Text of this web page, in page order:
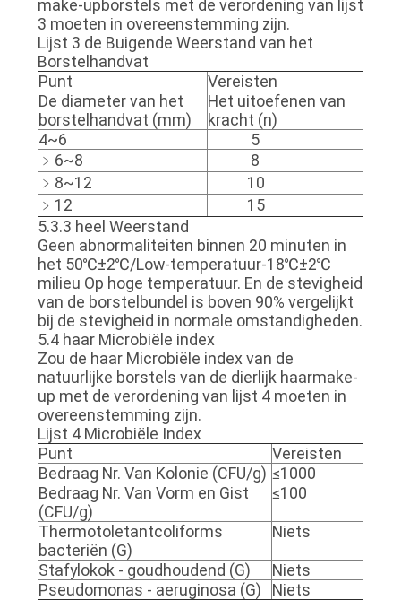
make-upborstels met de verordening van lijst
3 moeten in overeenstemming zijn.
Lijst 3 de Buigende Weerstand van het
Borstelhandvat
Punt
Vereisten
De diameter van het
borstelhandvat (mm)
Het uitoefenen van
kracht (n)
4~6
5
﹥6~8
8
﹥8~12
10
﹥12
15
5.3.3 heel Weerstand
Geen abnormaliteiten binnen 20 minuten in
het 50℃±2℃/Low-temperatuur-18℃±2℃
milieu Op hoge temperatuur. En de stevigheid
van de borstelbundel is boven 90% vergelijkt
bij de stevigheid in normale omstandigheden.
5.4 haar Microbiële index
Zou de haar Microbiële index van de
natuurlijke borstels van de dierlijk haarmake-
up met de verordening van lijst 4 moeten in
overeenstemming zijn.
Lijst 4 Microbiële Index
Punt
Vereisten
Bedraag Nr. Van Kolonie (CFU/g) ≤1000
Bedraag Nr. Van Vorm en Gist
(CFU/g)
≤100
Thermotoletantcoliforms
bacteriën (G)
Niets
Stafylokok - goudhoudend (G)
Niets
Pseudomonas - aeruginosa (G)
Niets